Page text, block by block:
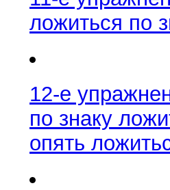
ложиться по
12-е
по знаку
опять